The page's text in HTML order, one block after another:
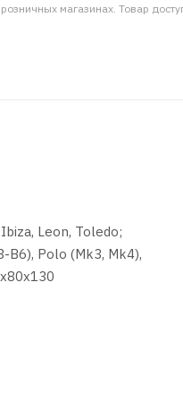
магазинах. Товар
Leon, Toledo;
B6), Polo (Mk3, Mk4),